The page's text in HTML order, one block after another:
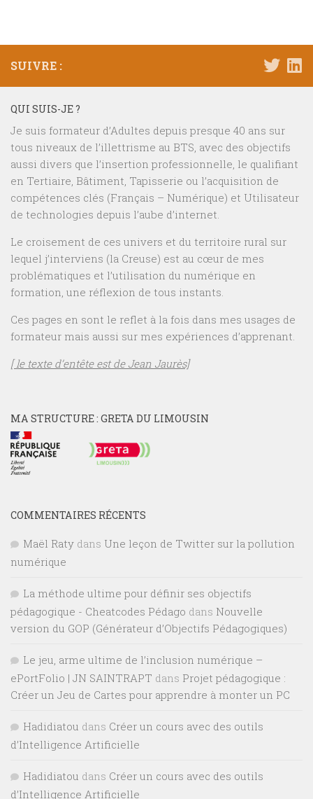
SUIVRE :
QUI SUIS-JE ?
Je suis formateur d’Adultes depuis presque 40 ans sur
tous niveaux de l’illettrisme au BTS, avec des objectifs
aussi divers que l’insertion professionnelle, le qualifiant
en Tertiaire, Bâtiment, Tapisserie ou l’acquisition de
compétences clés (Français – Numérique) et Utilisateur
de technologies depuis l’aube d’internet.
Le croisement de ces univers et du territoire rural sur
lequel j’interviens (la Creuse) est au cœur de mes
problématiques et l’utilisation du numérique en
formation, une réflexion de tous instants.
Ces pages en sont le reflet à la fois dans mes usages de
formateur mais aussi sur mes expériences d’apprenant.
[ le texte d’entête est de Jean Jaurès]
MA STRUCTURE : GRETA DU LIMOUSIN
COMMENTAIRES RÉCENTS
Maël Raty dans Une leçon de Twitter sur la pollution
numérique
La méthode ultime pour définir ses objectifs
pédagogique - Cheatcodes Pédago dans Nouvelle
version du GOP (Générateur d’Objectifs Pédagogiques)
Le jeu, arme ultime de l’inclusion numérique –
ePortFolio | JN SAINTRAPT dans Projet pédagogique :
Créer un Jeu de Cartes pour apprendre à monter un PC
Hadidiatou dans Créer un cours avec des outils
d’Intelligence Artificielle
Hadidiatou dans Créer un cours avec des outils
d’Intelligence Artificielle